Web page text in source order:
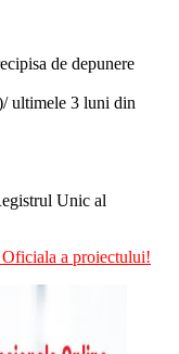
de depunere
ultimele 3 luni din
Unic al
a proiectului!